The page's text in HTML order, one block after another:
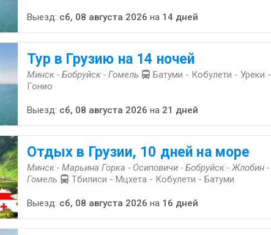
Выезд: сб, 08 августа 2026 на 14 дней
Тур в Грузию на 14 ночей
Минск - Бобруйск - Гомель
Батуми - Кобулети - Уреки -
Гонио
Выезд: сб, 08 августа 2026 на 21 дней
Отдых в Грузии, 10 дней на море
Минск - Марьина Горка - Осиповичи - Бобруйск - Жлобин -
Гомель
Тбилиси - Мцхета - Кобулети - Батуми
Выезд: сб, 08 августа 2026 на 16 дней